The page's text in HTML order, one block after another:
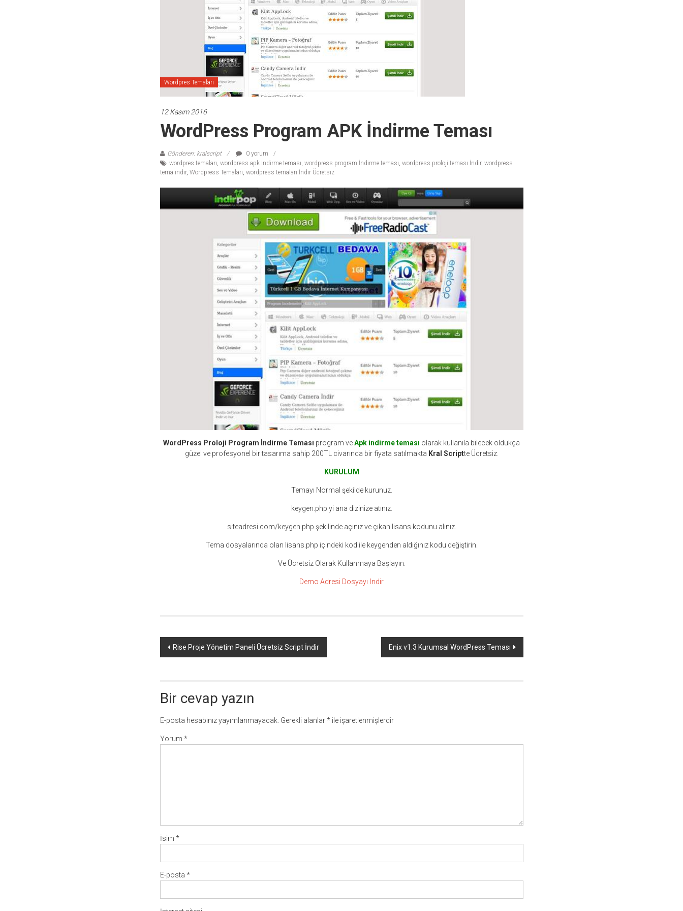
Wordpres Temaları
12 Kasım 2016
WordPress Program APK İndirme Teması
Gönderen: kralscript
0 yorum
wordpres temaları, wordpress apk İndirme teması, wordpress program İndirme teması, wordpress proloji teması İndir, wordpress
tema indir, Wordpress Temaları, wordpress temaları İndir Ücretsiz
WordPress Proloji Program İndirme Teması program veApk indirme teması olarak kullanıla bilecek oldukça
güzel ve profesyonel bir tasarıma sahip 200TL civarında bir fiyata satılmakta Kral Scriptte Ücretsiz.
KURULUM
Temayı Normal şekilde kurunuz.
keygen.php yi ana dizinize atınız.
siteadresi.com/keygen.php şekilinde açınız ve çıkan lisans kodunu alınız.
Tema dosyalarında olan lisans.php içindeki kod ile keygenden aldığınız kodu değiştirin.
Ve Ücretsiz Olarak Kullanmaya Başlayın.
Demo Adresi Dosyayı İndir
Yazı
Rise Proje Yönetim Paneli Ücretsiz Script İndir Enix v1.3 Kurumsal WordPress Teması
Bir cevap yazın
E-posta hesabınız yayımlanmayacak. Gerekli alanlar*ile işaretlenmişlerdir
Yorum *
İsim *
E-posta *